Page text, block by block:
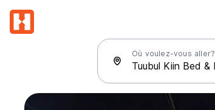
Où voulez-vous aller?